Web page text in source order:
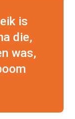
is
die,
was,